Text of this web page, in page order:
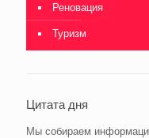
Реновация
Туризм
Цитата дня
Мы собираем